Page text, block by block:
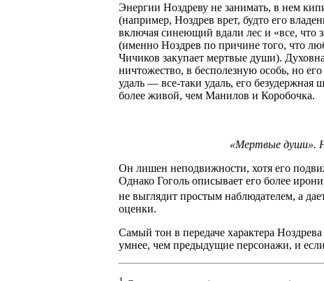
Энергии Ноздреву не занимать, в нем
(например, Ноздрев врет, будто его
включая синеющий вдали лес и «все, что
(именно Ноздрев по причине того, что
Чичиков закупает мертвые души).
ничтожество, в бесполезную особь, но
удаль — все-таки удаль, его
более живой, чем Манилов и Коробочка.
«Мертвые души».
Он лишен неподвижности, хотя его
Однако Гоголь описывает его более
не выглядит простым наблюдателем, а
оценки.
Самый тон в передаче характера
умнее, чем предыдущие персонажи, и